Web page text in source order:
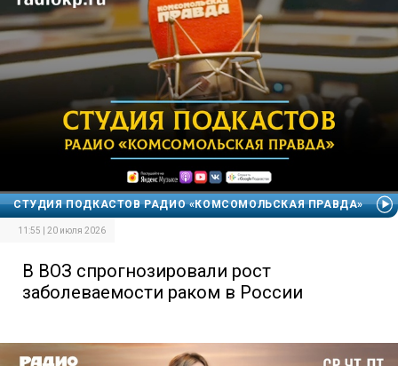
СТУДИЯ ПОДКАСТОВ РАДИО «КОМСОМОЛЬСКАЯ ПРАВДА»
11:55 | 20 июля 2026
В ВОЗ спрогнозировали рост
заболеваемости раком в России